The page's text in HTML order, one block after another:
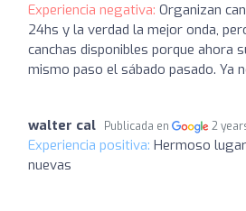
Experiencia negativa: Organizan
24hs y la verdad la mejor onda,
canchas disponibles porque ahora
mismo paso el sábado pasado. Ya
walter cal Publicada en 2
Experiencia positiva: Hermoso
nuevas